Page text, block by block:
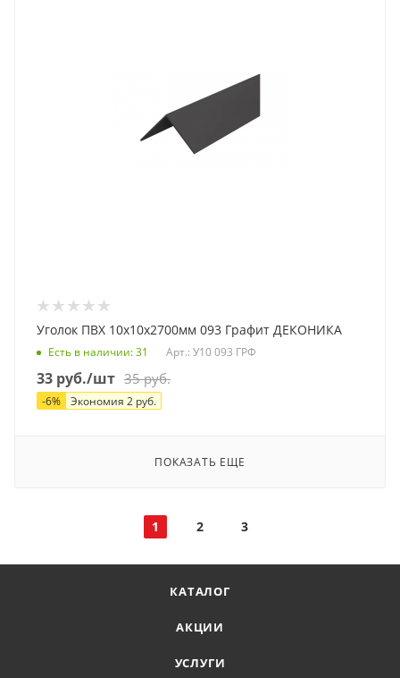
Уголок ПВХ 10х10х2700мм 093 Графит ДЕКОНИКА
Есть в наличии: 31 Арт.: У10 093 ГРФ
33 руб./шт 35руб.
-6% Экономия 2 руб.
ПОКАЗАТЬ ЕЩЕ
1 2 3
КАТАЛОГ
АКЦИИ
УСЛУГИ